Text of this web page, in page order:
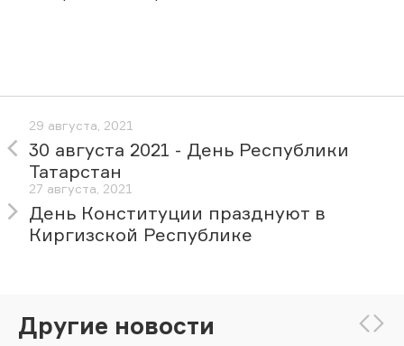
29 августа, 2021
30 августа 2021 - День Республики
Татарстан
27 августа, 2021
День Конституции празднуют в
Киргизской Республике
Другие новости